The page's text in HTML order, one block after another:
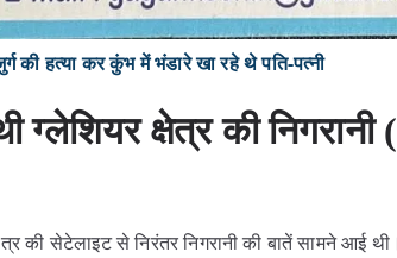
हत्या कर कुंभ में भंडारे खा रहे थे पति-पत्नी
ग्लेशियर क्षेत्र की
की सेटेलाइट से निरंतर निगरानी की बातें सामने आई